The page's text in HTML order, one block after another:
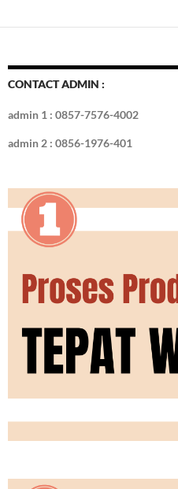
CONTACT ADMIN :
admin 1 : 0857-7576-4002
admin 2 : 0856-1976-401